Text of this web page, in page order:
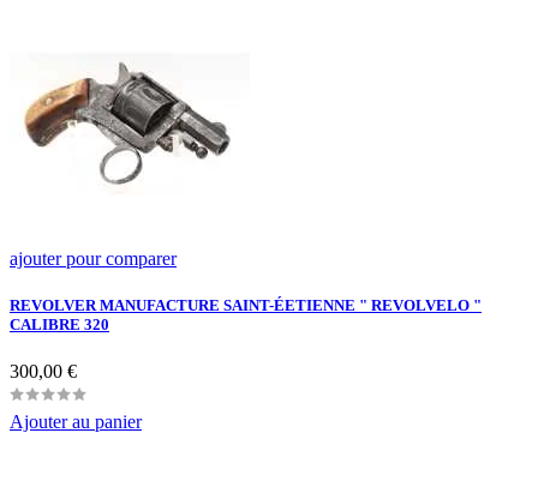
ajouter pour comparer
REVOLVER MANUFACTURE SAINT-ÉETIENNE " REVOLVELO "
CALIBRE 320
Prix
300,00 €
Ajouter au panier